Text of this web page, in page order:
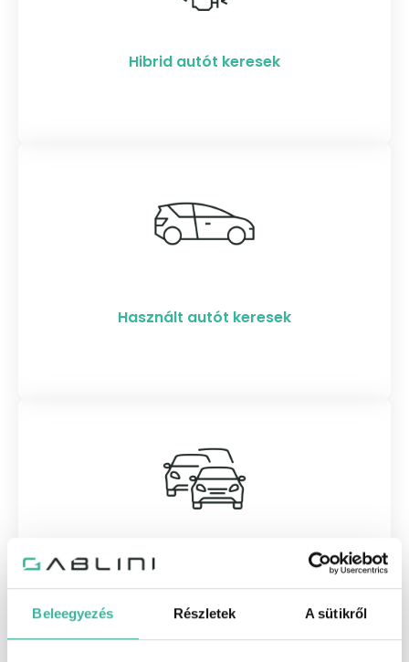
Beleegyezés Részletek A sütikről
Hibrid autót keresek
Használt autót keresek
Flotta információk